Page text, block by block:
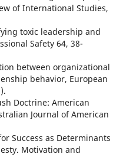
of International Studies,
toxic leadership and
Safety 64, 38-
between organizational
behavior, European
Doctrine: American
Journal of American
Success as Determinants
Motivation and